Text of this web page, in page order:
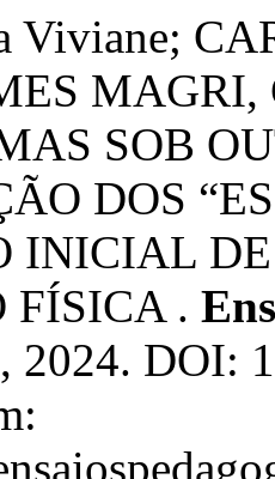
Viviane;
SOB
DOS
INICIAL DE
FÍSICA .
2024. DOI: